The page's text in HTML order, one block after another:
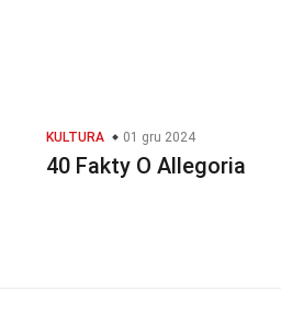
KULTURA 01 gru 2024
40 Fakty O Allegoria